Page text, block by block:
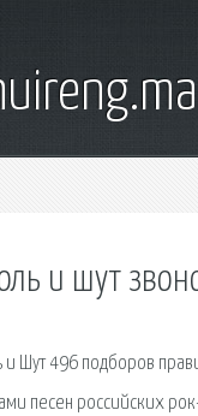
и шут
и Шут 496 подборов
песен российских